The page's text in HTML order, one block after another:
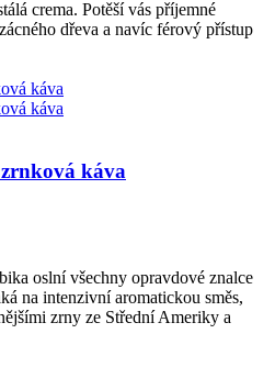
crema. Potěší vás příjemné
dřeva a navíc férový přístup
káva
oslní všechny opravdové znalce
na intenzivní aromatickou směs,
zrny ze Střední Ameriky a